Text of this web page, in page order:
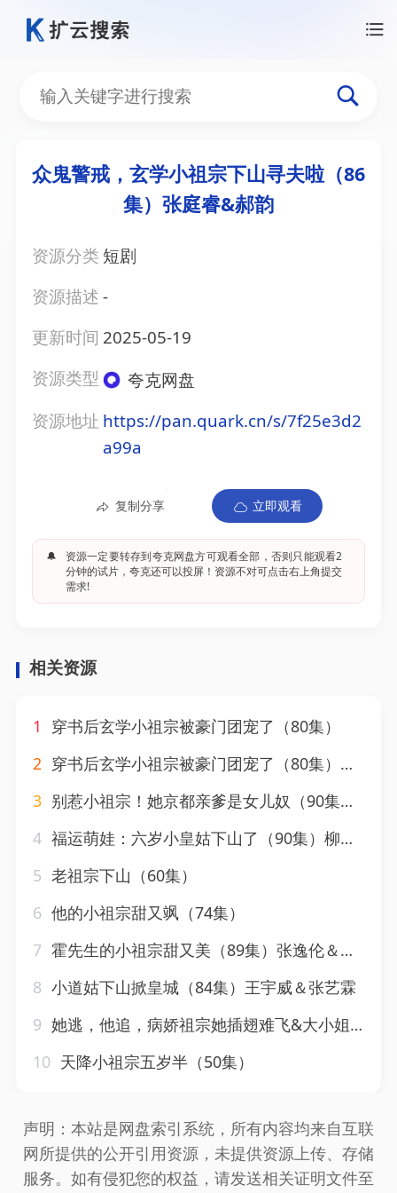
众鬼警戒，玄学小祖宗下山寻夫啦（86
集）张庭睿&郝韵
资源分类 短剧
资源描述-
更新时间 2025-05-19
资源类型
夸克网盘
资源地址 https://pan.quark.cn/s/7f25e3d2
a99a
复制分享 立即观看
🔔
资源一定要转存到夸克网盘方可观看全部，否则只能观看2
分钟的试片，夸克还可以投屏！资源不对可点击右上角提交
需求!
相关资源
1
穿书后玄学小祖宗被豪门团宠了（80集）
2 穿书后玄学小祖宗被豪门团宠了（80集）刘渝展＆杨馥羽
3 别惹小祖宗！她京都亲爹是女儿奴（90集）萨钢云＆陆元
4 福运萌娃：六岁小皇姑下山了（90集）柳甯＆向薇静
5 老祖宗下山（60集）
6 他的小祖宗甜又飒（74集）
7 霍先生的小祖宗甜又美（89集）张逸伦＆刘蓝鸽
8 小道姑下山掀皇城（84集）王宇威＆张艺霖
9 她逃，他追，病娇祖宗她插翅难飞&大小姐每天在线打脸（100集）宋晨＆耿池苏
10 天降小祖宗五岁半（50集）
声明：本站是网盘索引系统，所有内容均来自互联
网所提供的公开引用资源，未提供资源上传、存储
服务。如有侵犯您的权益，请发送相关证明文件至